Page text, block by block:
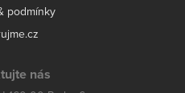
podmínky
nás